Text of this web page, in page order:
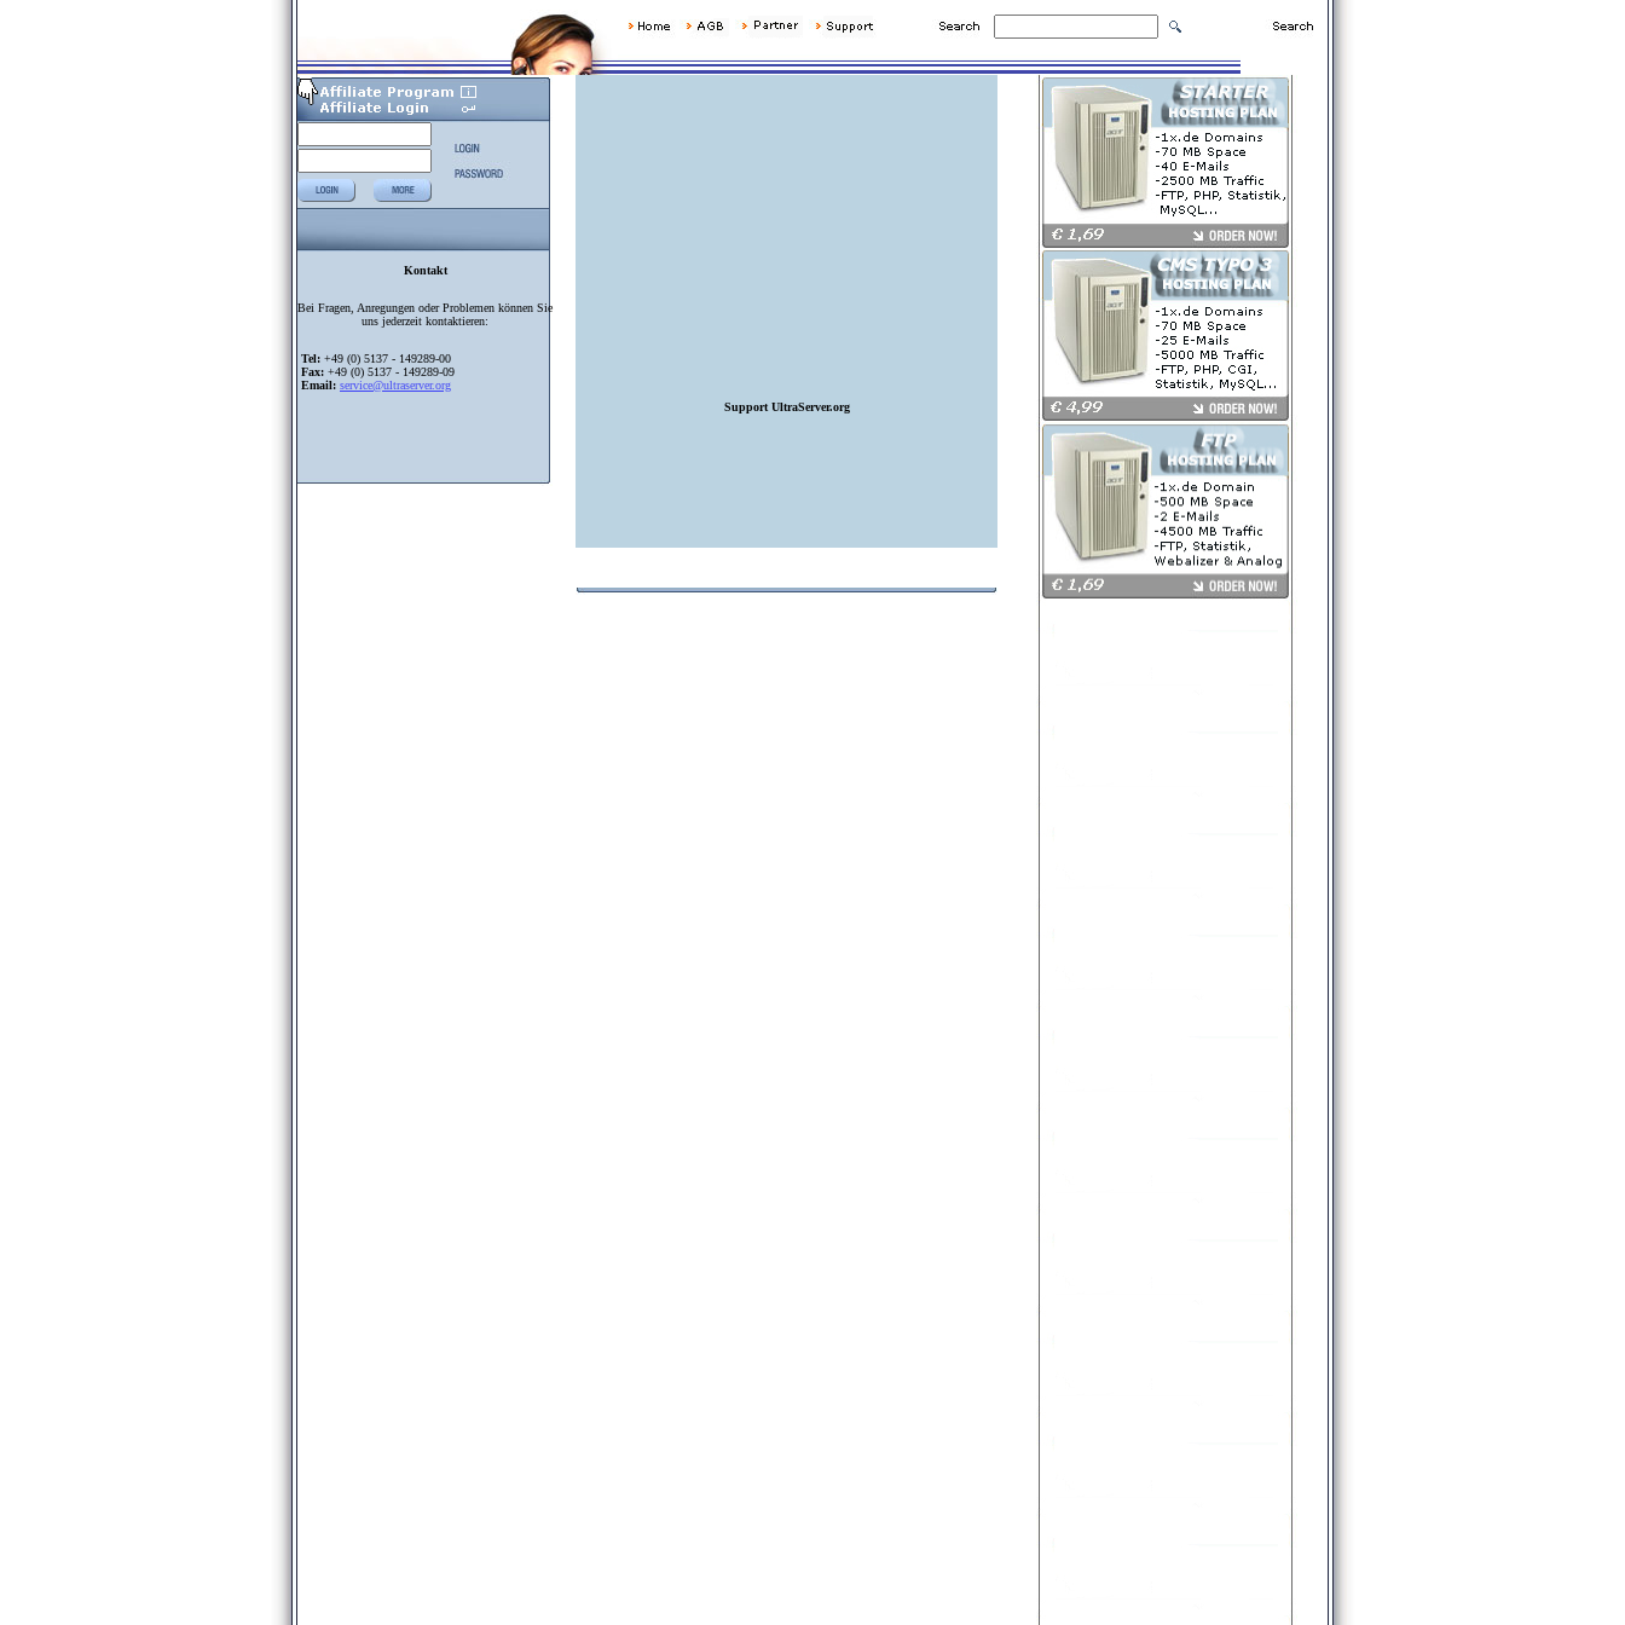
Kontakt
Bei Fragen, Anregungen oder Problemen können Sie
uns jederzeit kontaktieren:
Tel: +49 (0) 5137 - 149289-00
Fax: +49 (0) 5137 - 149289-09
Email: service@ultraserver.org
Support UltraServer.org